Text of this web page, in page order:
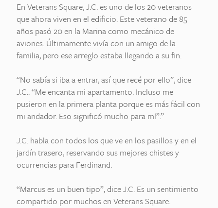
En Veterans Square, J.C. es uno de los 20 veteranos
que ahora viven en el edificio. Este veterano de 85
años pasó 20 en la Marina como mecánico de
aviones. Últimamente vivía con un amigo de la
familia, pero ese arreglo estaba llegando a su fin.
“No sabía si iba a entrar, así que recé por ello”, dice
J.C.. “Me encanta mi apartamento. Incluso me
pusieron en la primera planta porque es más fácil con
mi andador. Eso significó mucho para mí”.”
J.C. habla con todos los que ve en los pasillos y en el
jardín trasero, reservando sus mejores chistes y
ocurrencias para Ferdinand.
“Marcus es un buen tipo”, dice J.C. Es un sentimiento
compartido por muchos en Veterans Square.